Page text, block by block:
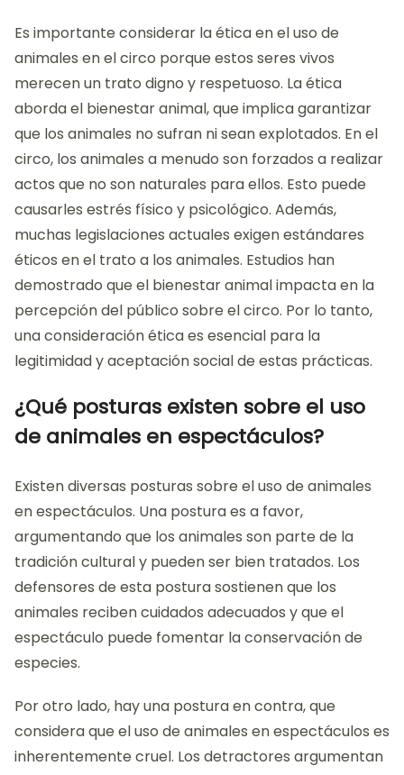
Es importante considerar la ética en el uso de
animales en el circo porque estos seres vivos
merecen un trato digno y respetuoso. La ética
aborda el bienestar animal, que implica garantizar
que los animales no sufran ni sean explotados. En el
circo, los animales a menudo son forzados a realizar
actos que no son naturales para ellos. Esto puede
causarles estrés físico y psicológico. Además,
muchas legislaciones actuales exigen estándares
éticos en el trato a los animales. Estudios han
demostrado que el bienestar animal impacta en la
percepción del público sobre el circo. Por lo tanto,
una consideración ética es esencial para la
legitimidad y aceptación social de estas prácticas.
¿Qué posturas existen sobre el uso
de animales en espectáculos?
Existen diversas posturas sobre el uso de animales
en espectáculos. Una postura es a favor,
argumentando que los animales son parte de la
tradición cultural y pueden ser bien tratados. Los
defensores de esta postura sostienen que los
animales reciben cuidados adecuados y que el
espectáculo puede fomentar la conservación de
especies.
Por otro lado, hay una postura en contra, que
considera que el uso de animales en espectáculos es
inherentemente cruel. Los detractores argumentan